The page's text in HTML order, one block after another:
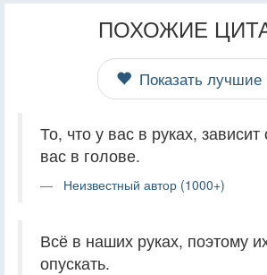
ПОХОЖИЕ
Показать лучшие
То, что у вас в руках, зависит
вас в голове.
Неизвестный автор (1000+)
Всё в наших руках, поэтому
опускать.